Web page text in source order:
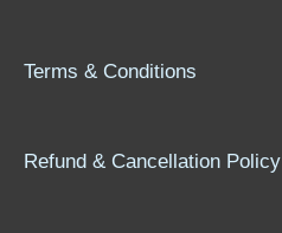
Terms & Conditions
Refund & Cancellation Policy